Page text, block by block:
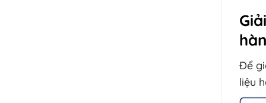
Để
liệu